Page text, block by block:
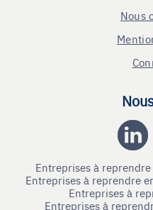
Nous
Entreprises à
Entreprises à reprendre
Entreprises à
Entreprises à